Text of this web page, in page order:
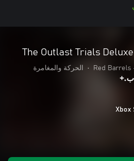
The Outlast Trials
Red
• الحركة والمغامرة